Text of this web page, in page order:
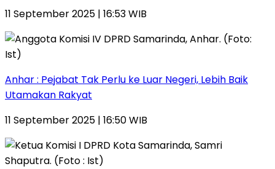
11 September 2025 | 16:53 WIB
Anhar : Pejabat Tak Perlu ke Luar Negeri, Lebih Baik
Utamakan Rakyat
11 September 2025 | 16:50 WIB